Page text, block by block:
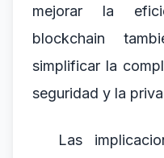
mejorar la
blockchain
simplificar la
seguridad y la
Las